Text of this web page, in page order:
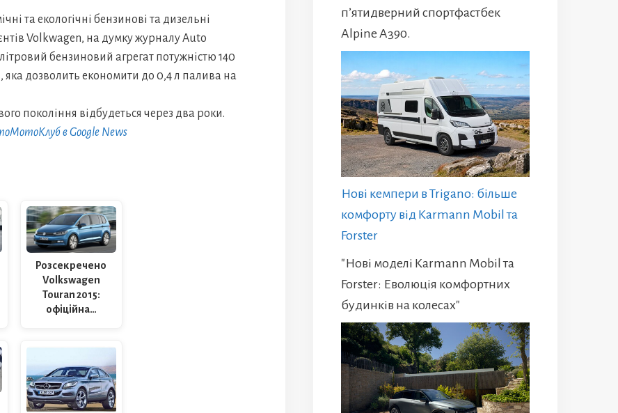
та екологічні бензинові та дизельні
Volkwagen, на думку журналу Auto
бензиновий агрегат потужністю 140
яка дозволить економити до 0,4 л палива на
покоління відбудеться через два роки.
в Google News
Розсекречено
Volkswagen
Touran 2015:
офіційна…
п’ятидверний спортфастбек
Alpine A390.
Нові кемпери в Trigano: більше
комфорту від Karmann Mobil та
Forster
"Нові моделі Karmann Mobil та
Forster: Еволюція комфортних
будинків на колесах"